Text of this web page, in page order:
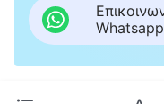
Whatsapp